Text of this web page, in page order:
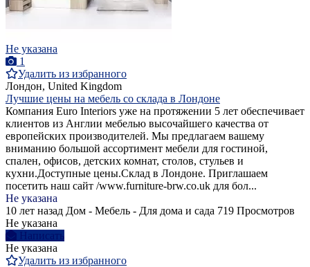
Не указана
1
Удалить из избранного
Лондон, United Kingdom
Лучшие цены на мебель со склада в Лондоне
Компания Euro Interiors уже на протяжении 5 лет обеспечивает
клиентов из Англии мебелью высочайшего качества от
европейских производителей. Мы предлагаем вашему
вниманию большой ассортимент мебели для гостиной,
спален, офисов, детских комнат, столов, стульев и
кухни.Доступные цены.Склад в Лондоне. Приглашаем
посетить наш сайт /www.furniture-brw.co.uk для бол...
Не указана
10 лет назад Дом - Мебель - Для дома и сада 719 Просмотров
Не указана
Написать
Не указана
Удалить из избранного